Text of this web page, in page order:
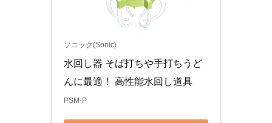
ソニック(Sonic)
水回し器 そば打ちや手打ちうど
んに最適！ 高性能水回し道具
PSM-P